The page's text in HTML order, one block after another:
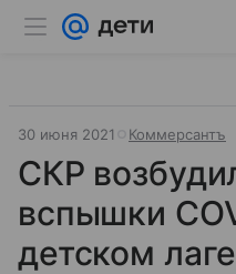
30 июня 2021 Коммерсантъ
СКР
вспышки
детском